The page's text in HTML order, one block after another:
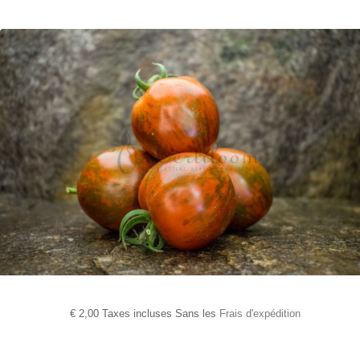
€2,00 Taxes incluses Sans les Frais d'expédition